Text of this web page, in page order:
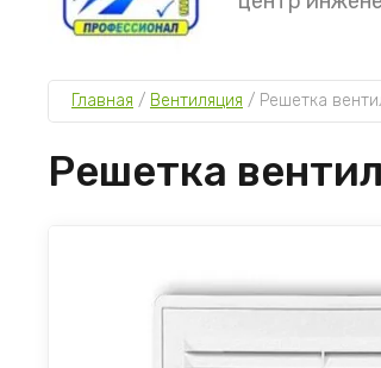
Главная / Вентиляция / Решетка
Решетка